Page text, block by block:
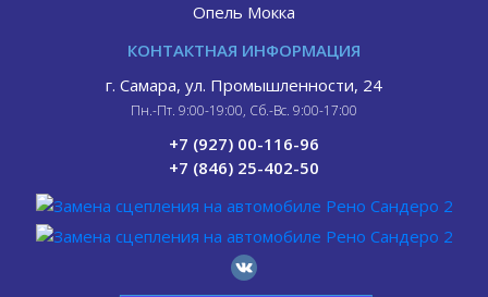
Опель Мокка
КОНТАКТНАЯ ИНФОРМАЦИЯ
г. Самара, ул. Промышленности, 24
Пн.-Пт. 9:00-19:00, Сб.-Вс. 9:00-17:00
+7 (927) 00-116-96
+7 (846) 25-402-50